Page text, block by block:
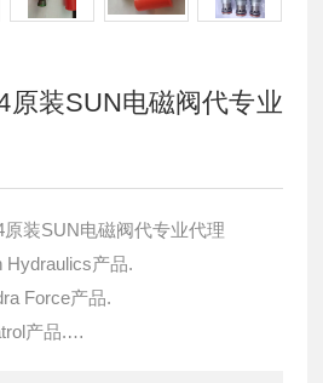
原装SUN电磁阀代专业
原装SUN电磁阀代专业代理
Hydraulics产品.
Force产品.
产品.